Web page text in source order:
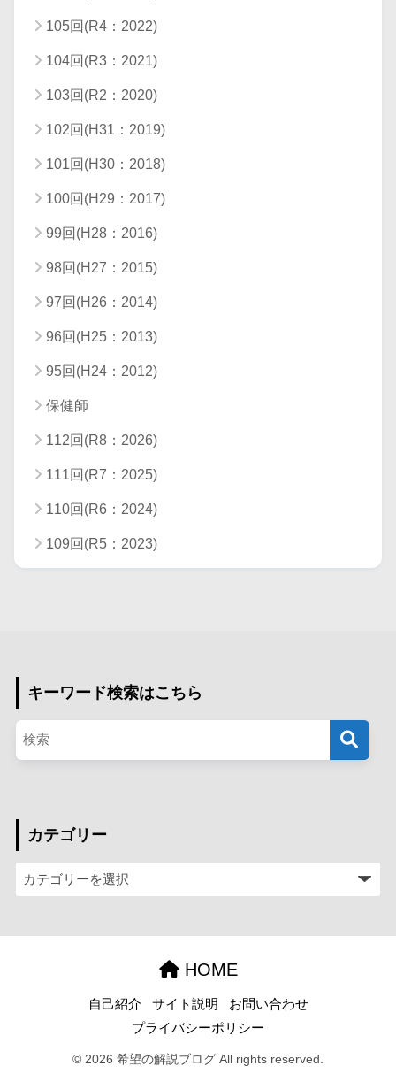
105回(R4：2022)
104回(R3：2021)
103回(R2：2020)
102回(H31：2019)
101回(H30：2018)
100回(H29：2017)
99回(H28：2016)
98回(H27：2015)
97回(H26：2014)
96回(H25：2013)
95回(H24：2012)
保健師
112回(R8：2026)
111回(R7：2025)
110回(R6：2024)
109回(R5：2023)
キーワード検索はこちら
カテゴリー
HOME
自己紹介 サイト説明
お問い合わせ
プライバシーポリシー
© 2026 希望の解説ブログ All rights reserved.